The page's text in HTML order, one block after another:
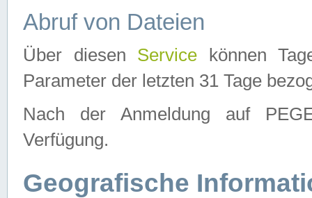
Abruf von Dateien
Über diesen Service können
Parameter der letzten 31 Tage
Nach der Anmeldung auf
Verfügung.
Geografische